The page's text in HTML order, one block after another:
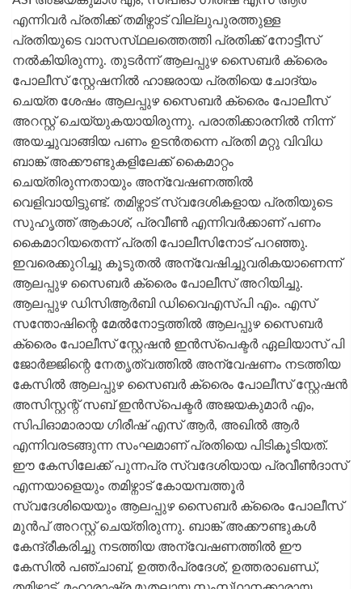
എന്നിവർ പ്രതിക്ക് തമിഴ്നാട് വില്ലുപുരത്തുള്ള
പ്രതിയുടെ വാസസ്‌ഥലത്തെത്തി പ്രതിക്ക് നോട്ടീസ്
നൽകിയിരുന്നു. തുടർന്ന് ആലപ്പുഴ സൈബർ ക്രൈം
പോലീസ് സ്റ്റേഷനിൽ ഹാജരായ പ്രതിയെ ചോദ്യം
ചെയ്ത ശേഷം ആലപ്പുഴ സൈബർ ക്രൈം പോലീസ്
അറസ്റ്റ് ചെയ്യുകയായിരുന്നു. പരാതിക്കാരനിൽ നിന്ന്
അയച്ചുവാങ്ങിയ പണം ഉടൻതന്നെ പ്രതി മറ്റു വിവിധ
ബാങ്ക് അക്കൗണ്ടുകളിലേക്ക് കൈമാറ്റം
ചെയ്തിരുന്നതായും അന്വേഷണത്തിൽ
വെളിവായിട്ടുണ്ട്. തമിഴ്നാട് സ്വദേശികളായ പ്രതിയുടെ
സുഹൃത്ത് ആകാശ്, പ്രവീൺ എന്നിവർക്കാണ് പണം
കൈമാറിയതെന്ന് പ്രതി പോലീസിനോട് പറഞ്ഞു.
ഇവരെക്കുറിച്ചു കൂടുതൽ അന്വേഷിച്ചുവരികയാണെന്ന്
ആലപ്പുഴ സൈബർ ക്രൈം പോലീസ് അറിയിച്ചു.
ആലപ്പുഴ ഡിസിആർബി ഡിവൈഎസ്പി എം. എസ്
സന്തോഷിന്റെ മേൽനോട്ടത്തിൽ ആലപ്പുഴ സൈബർ
ക്രൈം പോലീസ് സ്റ്റേഷൻ ഇൻസ്‌പെക്ടർ ഏലിയാസ് പി
ജോർജ്ജിന്റെ നേതൃത്വത്തിൽ അന്വേഷണം നടത്തിയ
കേസിൽ ആലപ്പുഴ സൈബർ ക്രൈം പോലീസ് സ്റ്റേഷൻ
അസിസ്റ്റന്റ് സബ് ഇൻസ്‌പെക്ടർ അജയകുമാർ എം,
സിപിഓമാരായ ഗിരീഷ് എസ് ആർ, അഖിൽ ആർ
എന്നിവരടങ്ങുന്ന സംഘമാണ് പ്രതിയെ പിടികൂടിയത്.
ഈ കേസിലേക്ക് പുന്നപ്ര സ്വദേശിയായ പ്രവീൺദാസ്
എന്നയാളെയും തമിഴ്നാട് കോയമ്പത്തൂർ
സ്വദേശിയെയും ആലപ്പുഴ സൈബർ ക്രൈം പോലീസ്
മുൻപ് അറസ്റ്റ് ചെയ്തിരുന്നു. ബാങ്ക് അക്കൗണ്ടുകൾ
കേന്ദ്രീകരിച്ചു നടത്തിയ അന്വേഷണത്തിൽ ഈ
കേസിൽ പഞ്ചാബ്, ഉത്തർപ്രദേശ്, ഉത്തരാഖണ്ഡ്,